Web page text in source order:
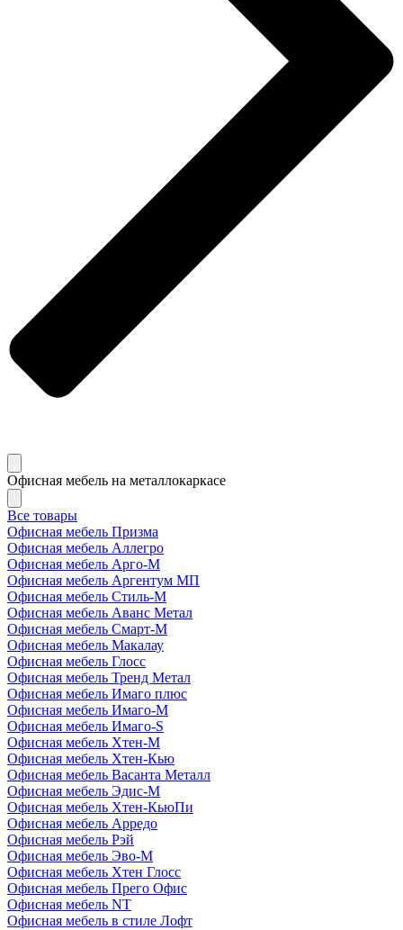
Офисная мебель на металлокаркасе
Все товары
Офисная мебель Призма
Офисная мебель Аллегро
Офисная мебель Арго-М
Офисная мебель Аргентум МП
Офисная мебель Стиль-М
Офисная мебель Аванс Метал
Офисная мебель Смарт-М
Офисная мебель Макалау
Офисная мебель Глосс
Офисная мебель Тренд Метал
Офисная мебель Имаго плюс
Офисная мебель Имаго-М
Офисная мебель Имаго-S
Офисная мебель Хтен-M
Офисная мебель Хтен-Кью
Офисная мебель Васанта Металл
Офисная мебель Эдис-M
Офисная мебель Хтен-КьюПи
Офисная мебель Арредо
Офисная мебель Рэй
Офисная мебель Эво-M
Офисная мебель Хтен Глосс
Офисная мебель Прего Офис
Офисная мебель NT
Офисная мебель в стиле Лофт